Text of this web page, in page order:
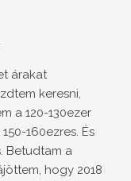
árakat
keresni,
a 120-130ezer
160ezres. És
Betudtam a
hogy 2018